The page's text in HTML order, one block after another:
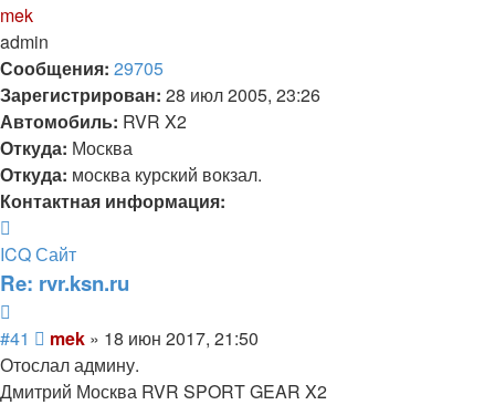
mek
admin
Сообщения: 29705
Зарегистрирован: 28 июл 2005, 23:26
Автомобиль: RVR X2
Откуда: Москва
Откуда: москва курский вокзал.
Контактная информация:
информация
пользователя
ICQСайт
Re: rvr.ksn.ru
#41
Сообщение
mek » 18 июн 2017, 21:50
Отослал админу.
Дмитрий Москва RVR SPORT GEAR X2